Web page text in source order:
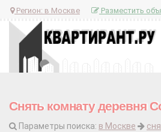
Регион: в Москве Разместить
Снять комнату деревня
Параметры поиска: в Москве